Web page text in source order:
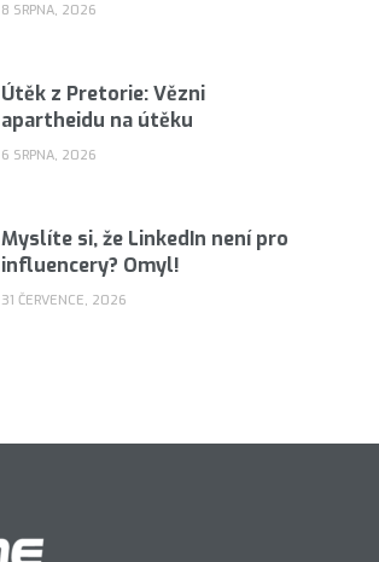
8 SRPNA, 2026
Útěk z Pretorie: Vězni
apartheidu na útěku
6 SRPNA, 2026
Myslíte si, že LinkedIn není pro
influencery? Omyl!
31 ČERVENCE, 2026